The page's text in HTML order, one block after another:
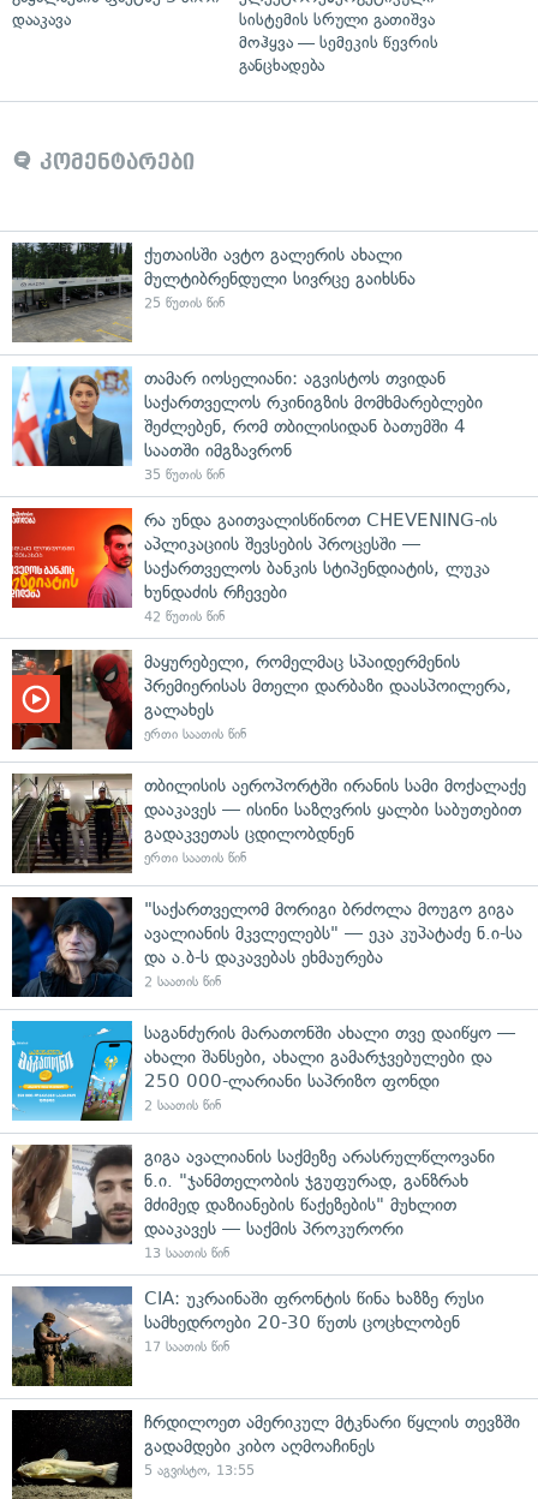
დააკავა
სისტემის სრული გათიშვა
მოჰყვა — სემეკის წევრის
განცხადება
კომენტარები
ქუთაისში ავტო გალერის ახალი
მულტიბრენდული სივრცე გაიხსნა
25 წუთის წინ
თამარ იოსელიანი: აგვისტოს თვიდან
საქართველოს რკინიგზის მომხმარებლები
შეძლებენ, რომ თბილისიდან ბათუმში 4
საათში იმგზავრონ
35 წუთის წინ
რა უნდა გაითვალისწინოთ CHEVENING-ის
აპლიკაციის შევსების პროცესში —
საქართველოს ბანკის სტიპენდიატის, ლუკა
ხუნდაძის რჩევები
42 წუთის წინ
მაყურებელი, რომელმაც სპაიდერმენის
პრემიერისას მთელი დარბაზი დაასპოილერა,
გალახეს
ერთი საათის წინ
თბილისის აეროპორტში ირანის სამი მოქალაქე
დააკავეს — ისინი საზღვრის ყალბი საბუთებით
გადაკვეთას ცდილობდნენ
ერთი საათის წინ
"საქართველომ მორიგი ბრძოლა მოუგო გიგა
ავალიანის მკვლელებს" — ეკა კუპატაძე ნ.ი-სა
და ა.ბ-ს დაკავებას ეხმაურება
2 საათის წინ
საგანძურის მარათონში ახალი თვე დაიწყო —
ახალი შანსები, ახალი გამარჯვებულები და
250 000-ლარიანი საპრიზო ფონდი
2 საათის წინ
გიგა ავალიანის საქმეზე არასრულწლოვანი
ნ.ი. "ჯანმთელობის ჯგუფურად, განზრახ
მძიმედ დაზიანების წაქეზების" მუხლით
დააკავეს — საქმის პროკურორი
13 საათის წინ
CIA: უკრაინაში ფრონტის წინა ხაზზე რუსი
სამხედროები 20-30 წუთს ცოცხლობენ
17 საათის წინ
ჩრდილოეთ ამერიკულ მტკნარი წყლის თევზში
გადამდები კიბო აღმოაჩინეს
5 აგვისტო, 13:55